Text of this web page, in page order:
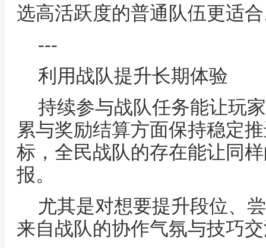
选高活跃度的普通队伍更适
---
利用战队提升长期体验
持续参与战队任务能让玩
累与奖励结算方面保持稳定
标，全民战队的存在能让同
报。
尤其是对想要提升段位、
来自战队的协作气氛与技巧